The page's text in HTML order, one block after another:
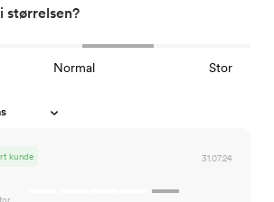
størrelsen?
Normal Stor
31.07.24
kunde